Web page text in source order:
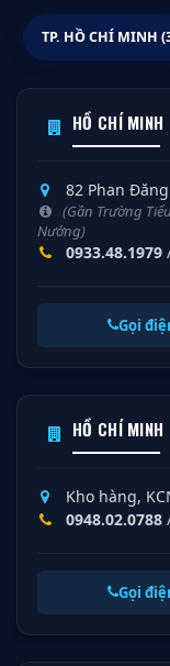
TP. HỒ CHÍ MINH
HỒ CHÍ MINH
82 Phan
(Gần Trường
Nướng)
0933.48.1979
Gọi
HỒ CHÍ MINH
Kho hàng,
0948.02.0788
Gọi